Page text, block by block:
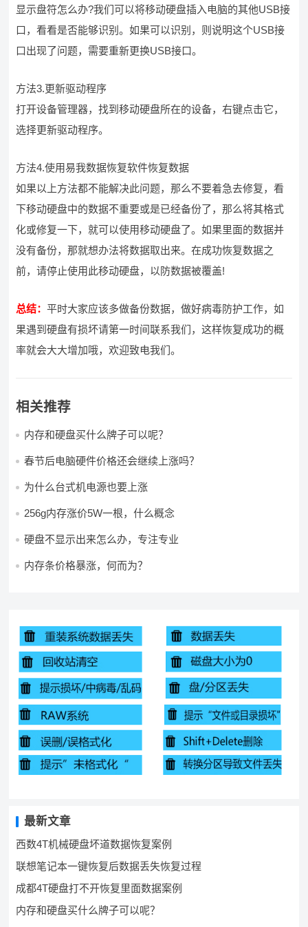
显示盘符怎么办?我们可以将移动硬盘插入电脑的其他USB接
口，看看是否能够识别。如果可以识别，则说明这个USB接
口出现了问题，需要重新更换USB接口。
方法3.更新驱动程序
打开设备管理器，找到移动硬盘所在的设备，右键点击它，
选择更新驱动程序。
方法4.使用易我数据恢复软件恢复数据
如果以上方法都不能解决此问题，那么不要着急去修复，看
下移动硬盘中的数据不重要或是已经备份了，那么将其格式
化或修复一下，就可以使用移动硬盘了。如果里面的数据并
没有备份，那就想办法将数据取出来。在成功恢复数据之
前，请停止使用此移动硬盘，以防数据被覆盖!
总结：平时大家应该多做备份数据，做好病毒防护工作，如
果遇到硬盘有损坏请第一时间联系我们，这样恢复成功的概
率就会大大增加哦，欢迎致电我们。
相关推荐
内存和硬盘买什么牌子可以呢？
春节后电脑硬件价格还会继续上涨吗？
为什么台式机电源也要上涨
256g内存涨价5W一根，什么概念
硬盘不显示出来怎么办，专注专业
内存条价格暴涨，何而为？
最新文章
西数4T机械硬盘坏道数据恢复案例
联想笔记本一键恢复后数据丢失恢复过程
成都4T硬盘打不开恢复里面数据案例
内存和硬盘买什么牌子可以呢？